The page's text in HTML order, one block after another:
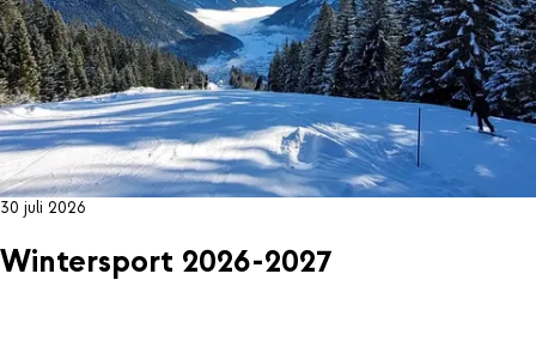
30 juli 2026
Wintersport 2026-2027